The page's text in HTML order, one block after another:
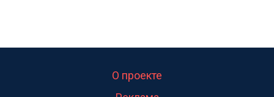
О проекте